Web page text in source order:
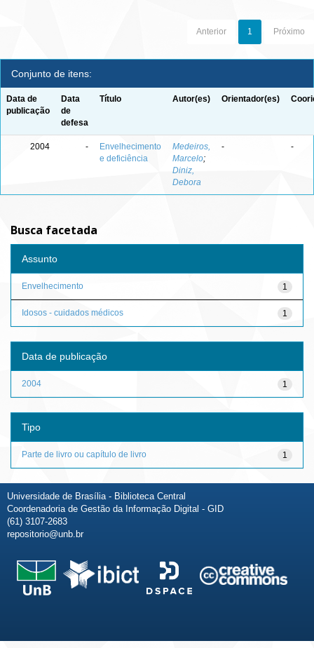
Anterior 1 Próximo
Conjunto de itens:
Data de
publicação
Data
de
defesa
Título Autor(es) Orientador(es)
2004 -
Envelhecimento
e deficiência
Medeiros,
Marcelo;
Diniz,
Debora
- -
Busca facetada
Assunto
1
Envelhecimento
1
Idosos - cuidados médicos
Data de publicação
1
2004
Tipo
1
Parte de livro ou capítulo de livro
Universidade de Brasília - Biblioteca Central
Coordenadoria de Gestão da Informação Digital - GID
(61) 3107-2683
repositorio@unb.br